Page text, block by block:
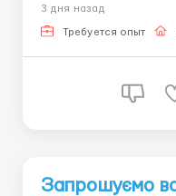
Обов'язки: Робота з дітьми в приймаючої родині.
Стати на якийсь час
3 дня назад
Требуется опыт
Запрошуємо